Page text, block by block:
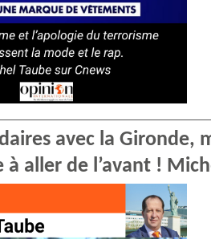
avec la Gironde,
aller de l’avant !